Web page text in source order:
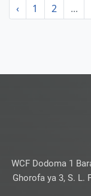
‹ 1 2 ...
WCF Dodoma 1
Ghorofa ya 3, S. L.